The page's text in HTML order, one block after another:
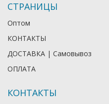
СТРАНИЦЫ
Оптом
КОНТАКТЫ
ДОСТАВКА | Самовывоз
ОПЛАТА
КОНТАКТЫ